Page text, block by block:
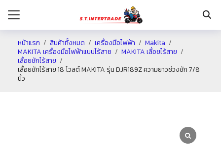
หน้าแรก สินค้าทั้งหมด เครื่องมือไฟฟ้า
Makita
MAKITA เครื่องมือไฟฟ้าแบบไร้สาย
MAKITA เลื่อยไร้สาย
เลื่อยชักไร้สาย
เลื่อยชักไร้สาย 18 โวลต์ MAKITA รุ่น DJR189Z ความยาวช่วงชัก 7/8
นิ้ว